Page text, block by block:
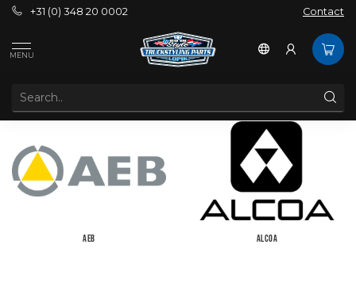
+31 (0) 348 20 0002 Contact
MENU
AEB ALCOA